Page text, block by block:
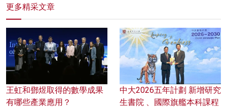
更多精采文章
王虹和鄧煜取得的數學成果
有哪些產業應用？
中大2026五年計劃 新增研究
生書院 、國際旗艦本科課程